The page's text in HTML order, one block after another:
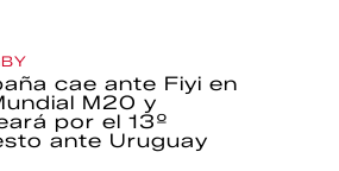
cae ante Fiyi en
M20 y
por el 13º
ante Uruguay